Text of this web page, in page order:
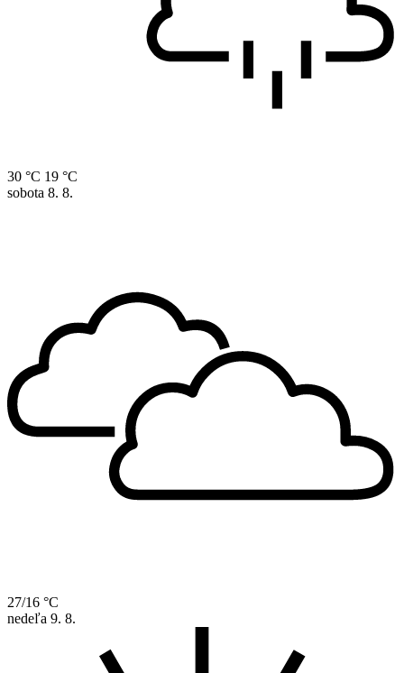
30 °C 19 °C
sobota 8. 8.
27/16 °C
nedeľa 9. 8.